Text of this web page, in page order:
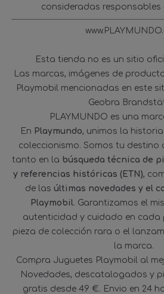
consideradas responsables
Esta tienda no es un sitio
Las marcas, imágenes de
Playmobil mencionadas en este
Geobra
PLAYMUNDO es una
En Playmundo, unimos la
coleccionismo. Somos tu destino
tanto en la búsqueda técnica de
y referencias históricas (ETN),
de las últimas novedades y el
Playmobil. Garantizamos el
autenticidad y cuidado en cada
pieza de colección rara o el
la marca.
Compra Juguetes Playmobil al
Novedades, descatalogados y
gratis desde 49 €. Envio en 24